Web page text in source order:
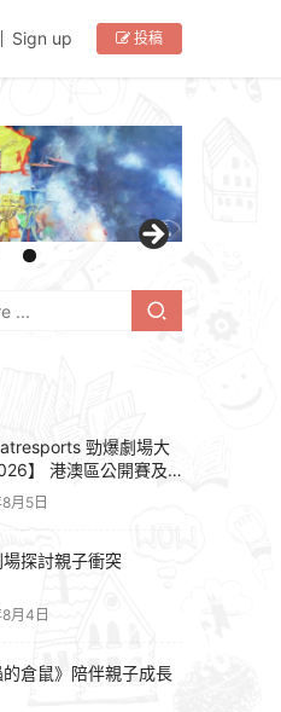
Sign up 投稿
勁爆劇場大
】 港澳區公開賽及
賽果
月5日
場探討親子衝突
月4日
的倉鼠》陪伴親子成長